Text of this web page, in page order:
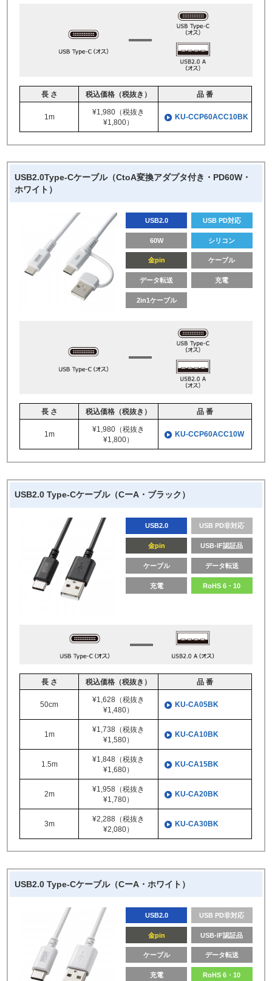
長 さ 税込価格（税抜き） 品 番
1m
¥1,980（税抜き
¥1,800）
KU-CCP60ACC10BK
USB2.0Type-Cケーブル（CtoA変換アダプタ付き・PD60W・
ホワイト）
USB2.0 USB PD対応
60W シリコン
金pin ケーブル
データ転送 充電
2in1ケーブル
長 さ 税込価格（税抜き） 品 番
1m
¥1,980（税抜き
¥1,800）
KU-CCP60ACC10W
USB2.0 Type-Cケーブル（CーA・ブラック）
USB2.0 USB PD非対応
金pin USB-IF認証品
ケーブル データ転送
充電 RoHS 6・10
長 さ 税込価格（税抜き） 品 番
50cm
¥1,628（税抜き
¥1,480）
KU-CA05BK
1m
¥1,738（税抜き
¥1,580）
KU-CA10BK
1.5m
¥1,848（税抜き
¥1,680）
KU-CA15BK
2m
¥1,958（税抜き
¥1,780）
KU-CA20BK
3m
¥2,288（税抜き
¥2,080）
KU-CA30BK
USB2.0 Type-Cケーブル（CーA・ホワイト）
USB2.0 USB PD非対応
金pin USB-IF認証品
ケーブル データ転送
充電 RoHS 6・10